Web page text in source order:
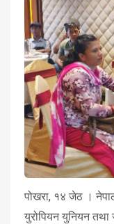
पोखरा, १४ जेठ ।
युरोपियन युनियन